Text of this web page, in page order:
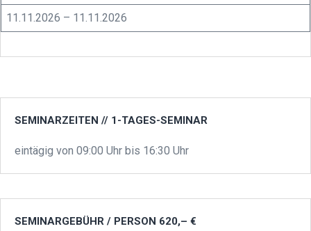
11.11.2026 – 11.11.2026
SEMINARZEITEN // 1-TAGES-SEMINAR
eintägig von 09:00 Uhr bis 16:30 Uhr
SEMINARGEBÜHR / PERSON 620,– €